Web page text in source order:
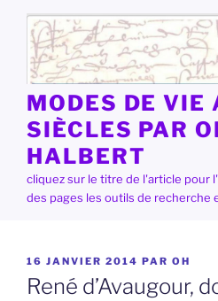
contenu
principal
MODES DE VIE
SIÈCLES PAR
HALBERT
cliquez sur le titre de l'article pour
des pages les outils de recherche
PUBLIÉ
LE
16 JANVIER 2014 PAR OH
René d’Avaugour,